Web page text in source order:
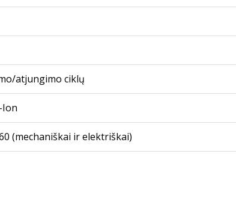
atjungimo ciklų
Ion
(mechaniškai ir elektriškai)